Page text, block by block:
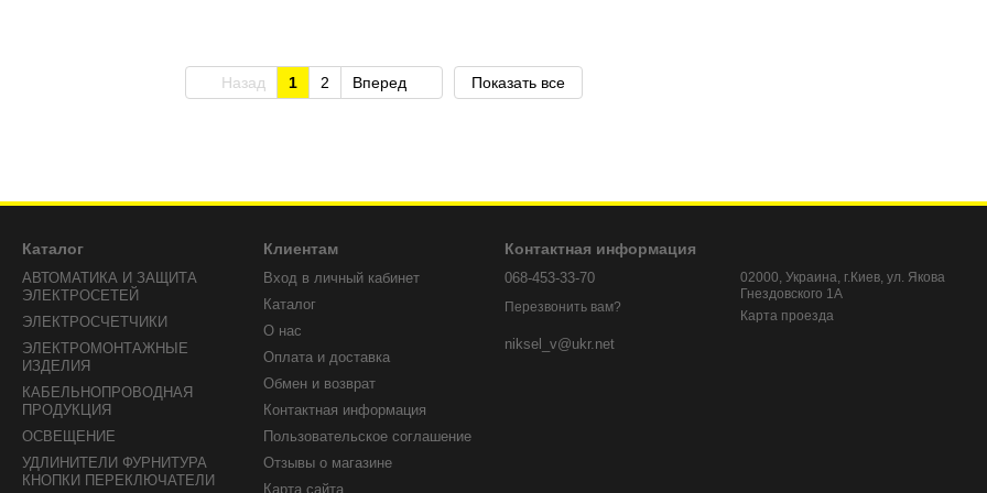
Назад 1 2 Вперед Показать все
Каталог
AВТОМАТИКА И ЗАЩИТА
ЭЛЕКТРОСЕТЕЙ
ЭЛЕКТРОСЧЕТЧИКИ
ЭЛЕКТРОМОНТАЖНЫЕ
ИЗДЕЛИЯ
КАБЕЛЬНОПРОВОДНАЯ
ПРОДУКЦИЯ
ОСВЕЩЕНИЕ
УДЛИНИТЕЛИ ФУРНИТУРА
КНОПКИ ПЕРЕКЛЮЧАТЕЛИ
Клиентам
Вход в личный кабинет
Каталог
О нас
Оплата и доставка
Обмен и возврат
Контактная информация
Пользовательское соглашение
Отзывы о магазине
Карта сайта
Контактная информация
068-453-33-70
Перезвонить вам?
niksel_v@ukr.net
02000, Украина, г.Киев, ул. Якова
Гнездовского 1А
Карта проезда